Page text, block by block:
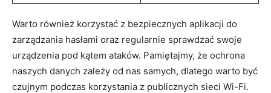
Warto również korzystać z bezpiecznych aplikacji do
zarządzania hasłami oraz regularnie sprawdzać swoje
urządzenia pod kątem ataków. Pamiętajmy, że ochrona
naszych danych zależy od nas samych, dlatego warto być
czujnym podczas korzystania z publicznych sieci Wi-Fi.